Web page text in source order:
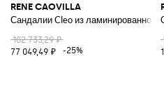
RENE CAOVILLA
Сандалии Cleo из ламинированной
102 733,29 ₽
77 049,49 ₽
-25%